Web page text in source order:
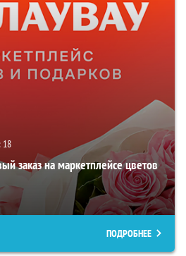
18
заказ на маркетплейсе цветов
ПОДРОБНЕЕ